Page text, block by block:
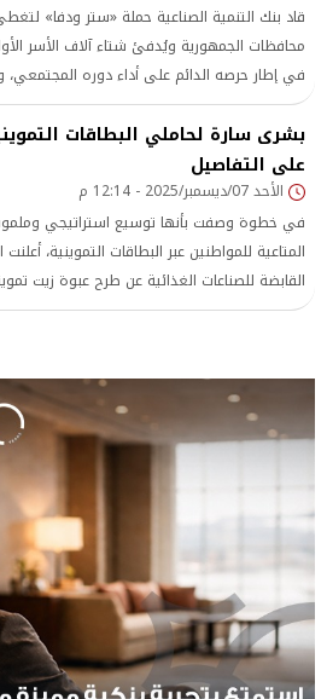
قاد بنك التنمية الصناعية حملة «ستر ودفا»
محافظات الجمهورية ويُدفئ شتاء آلاف الأسر
في إطار حرصه الدائم على أداء دوره المجتمعي،
لجهوده في دعم الفئات الأكثر احتياجًا
بشرى سارة لحاملي البطاقات
على التفاصيل
الأحد 07/ديسمبر/2025 - 12:14 م
​في خطوة وصفت بأنها توسيع استراتيجي
المتاعية للمواطنين عبر البطاقات التموينية،
القابضة للصناعات الغذائية عن طرح عبوة زيت
بحجم غير مسبوق،